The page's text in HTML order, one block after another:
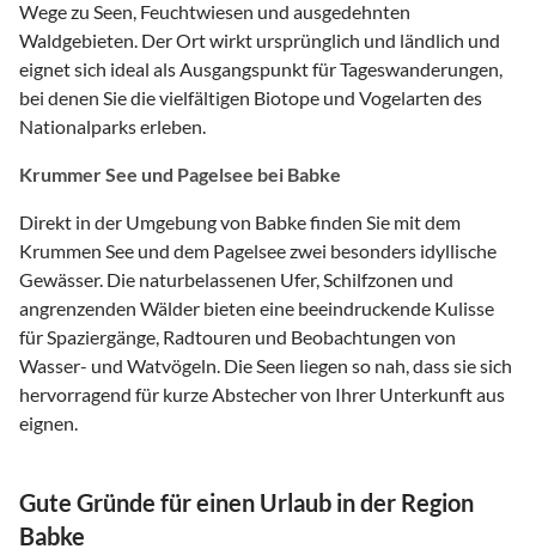
Wege zu Seen, Feuchtwiesen und ausgedehnten
Waldgebieten. Der Ort wirkt ursprünglich und ländlich und
eignet sich ideal als Ausgangspunkt für Tageswanderungen,
bei denen Sie die vielfältigen Biotope und Vogelarten des
Nationalparks erleben.
Krummer See und Pagelsee bei Babke
Direkt in der Umgebung von Babke finden Sie mit dem
Krummen See und dem Pagelsee zwei besonders idyllische
Gewässer. Die naturbelassenen Ufer, Schilfzonen und
angrenzenden Wälder bieten eine beeindruckende Kulisse
für Spaziergänge, Radtouren und Beobachtungen von
Wasser- und Watvögeln. Die Seen liegen so nah, dass sie sich
hervorragend für kurze Abstecher von Ihrer Unterkunft aus
eignen.
Gute Gründe für einen Urlaub in der Region
Babke